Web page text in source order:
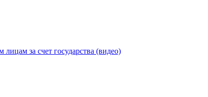
за счет государства (видео)